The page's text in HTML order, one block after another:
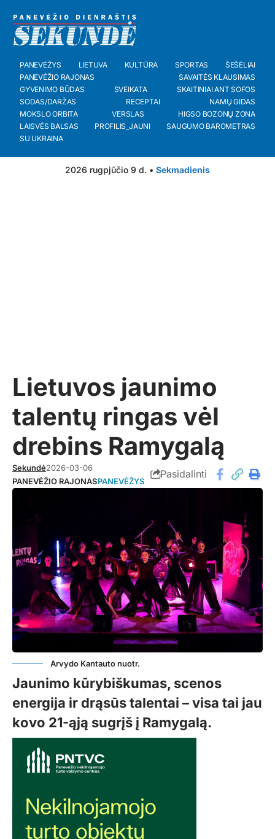
PANEVĖŽYS LIETUVA KULTŪRA SPORTAS
ŠEŠĖLIAI
PANEVĖŽIO RAJONAS
SAVAITĖS KLAUSIMAS
GYVENIMO BŪDAS
SVEIKATA
SKAITINIAI ANT SOFOS
SODAS/DARŽAS
RECEPTAI
NAMŲ GIDAS
MOKSLO ORBITA
VERSLAS
HIGSO BOZONŲ ZONA
LAISVĖS BALSAS
PROFILIS_JAUNI
SAUGUMO BAROMETRAS
SU UKRAINA
2026 rugpjūčio 9 d. • Sekmadienis
Lietuvos jaunimo
talentų ringas vėl
drebins Ramygalą
Sekundė2026-03-06
PANEVĖŽIO RAJONASPANEVĖŽYS
Pasidalinti
Arvydo Kantauto nuotr.
Jaunimo kūrybiškumas, scenos
energija ir drąsūs talentai – visa tai jau
kovo 21-ąją sugrįš į Ramygalą.